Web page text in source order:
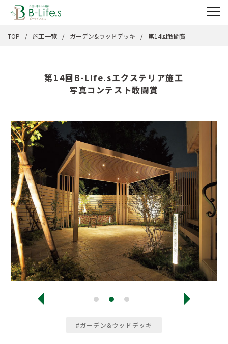
TOP 施工一覧 ガーデン&ウッドデッキ 第14回敢闘賞
第14回B-Life.sエクステリア施工
写真コンテスト敢闘賞
#ガーデン&ウッドデッキ